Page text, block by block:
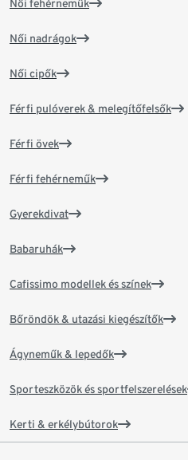
Női fehérneműk
Női nadrágok
Női cipők
Férfi pulóverek & melegítőfelsők
Férfi övek
Férfi fehérneműk
Gyerekdivat
Babaruhák
Cafissimo modellek és színek
Bőröndök & utazási kiegészítők
Ágyneműk & lepedők
Sporteszközök és sportfelszerelések
Kerti & erkélybútorok